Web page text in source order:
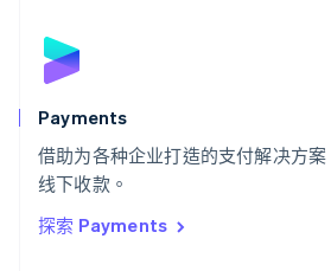
Payments
借助为各种企业打造的支付解决方
线下收款。
探索 Payments
English
斯洛文尼亚
泰国
ไทยEnglish
希腊
English
西班牙